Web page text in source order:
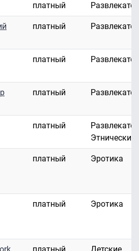
платный
платный
платный
платный
платный
Этнические
платный Эротика
платный Эротика